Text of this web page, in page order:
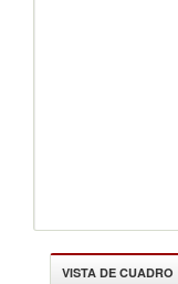
VISTA DE CUADRO